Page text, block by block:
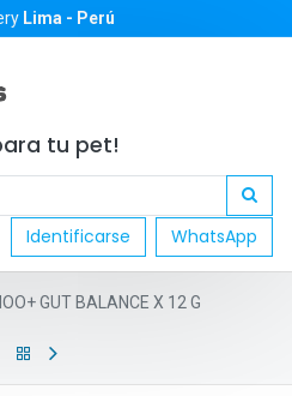
Lima - Perú
tu pet!
Identificarse WhatsApp
GUT BALANCE X 12 G